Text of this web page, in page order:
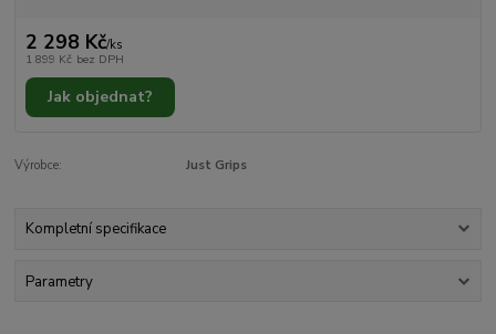
2 298 Kč/ks
1 899 Kč bez DPH
Jak objednat?
Výrobce: Just Grips
Kompletní specifikace
Parametry